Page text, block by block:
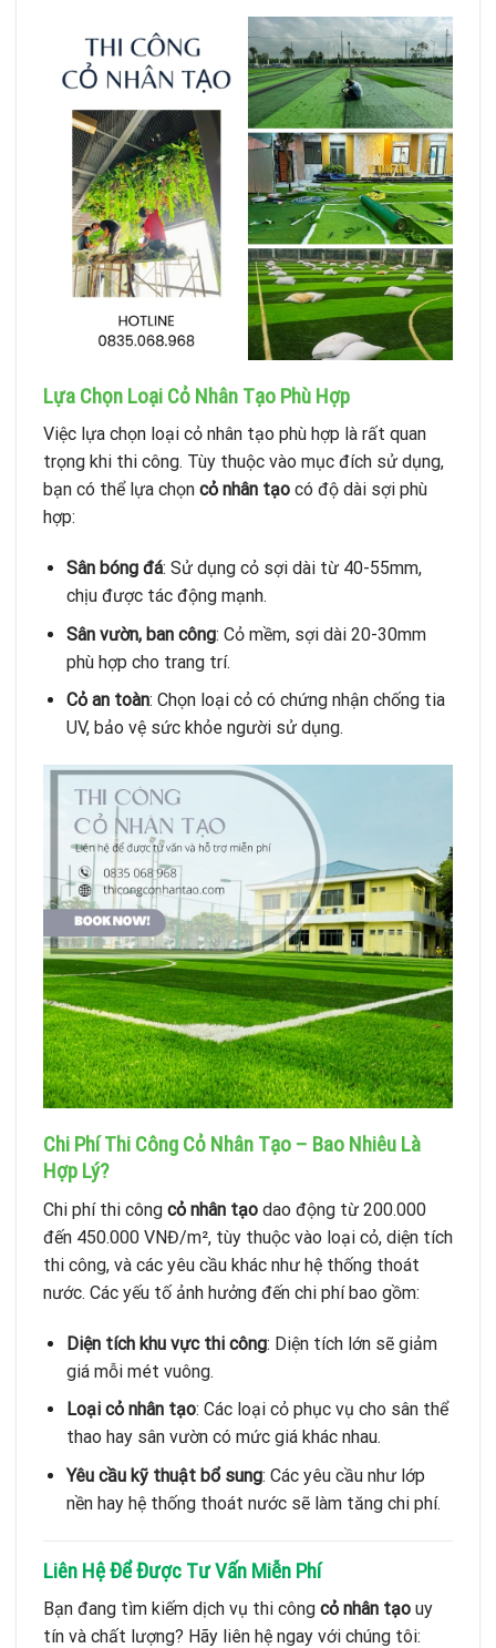
Lựa Chọn Loại Cỏ Nhân Tạo Phù Hợp
Việc lựa chọn loại cỏ nhân tạo phù hợp là rất quan
trọng khi thi công. Tùy thuộc vào mục đích sử dụng,
bạn có thể lựa chọn cỏ nhân tạo có độ dài sợi phù
hợp:
Sân bóng đá: Sử dụng cỏ sợi dài từ 40-55mm,
chịu được tác động mạnh.
Sân vườn, ban công: Cỏ mềm, sợi dài 20-30mm
phù hợp cho trang trí.
Cỏ an toàn: Chọn loại cỏ có chứng nhận chống tia
UV, bảo vệ sức khỏe người sử dụng.
Chi Phí Thi Công Cỏ Nhân Tạo – Bao Nhiêu Là
Hợp Lý?
Chi phí thi công cỏ nhân tạo dao động từ 200.000
đến 450.000 VNĐ/m², tùy thuộc vào loại cỏ, diện tích
thi công, và các yêu cầu khác như hệ thống thoát
nước. Các yếu tố ảnh hưởng đến chi phí bao gồm:
Diện tích khu vực thi công: Diện tích lớn sẽ giảm
giá mỗi mét vuông.
Loại cỏ nhân tạo: Các loại cỏ phục vụ cho sân thể
thao hay sân vườn có mức giá khác nhau.
Yêu cầu kỹ thuật bổ sung: Các yêu cầu như lớp
nền hay hệ thống thoát nước sẽ làm tăng chi phí.
Liên Hệ Để Được Tư Vấn Miễn Phí
Bạn đang tìm kiếm dịch vụ thi công cỏ nhân tạo uy
tín và chất lượng? Hãy liên hệ ngay với chúng tôi: